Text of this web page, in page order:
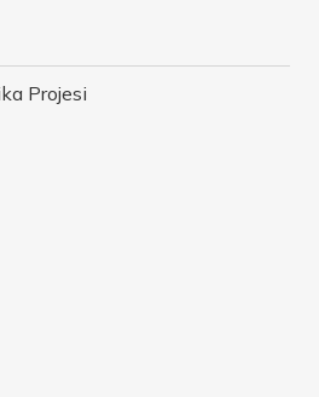
Projesi